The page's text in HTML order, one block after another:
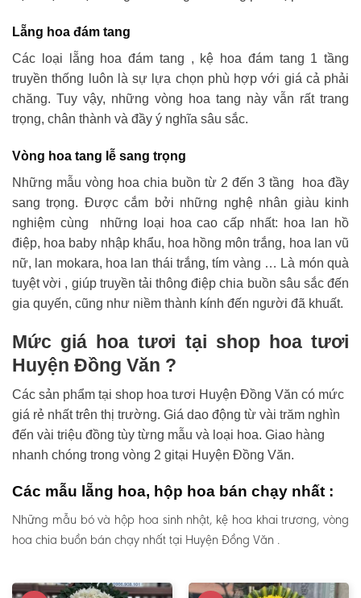
Lẵng hoa đám tang
Các loại lẵng hoa đám tang , kệ hoa đám tang 1 tầng
truyền thống luôn là sự lựa chọn phù hợp với giá cả phải
chăng. Tuy vậy, những vòng hoa tang này vẫn rất trang
trọng, chân thành và đầy ý nghĩa sâu sắc.
Vòng hoa tang lễ sang trọng
Những mẫu vòng hoa chia buồn từ 2 đến 3 tầng hoa đầy
sang trọng. Được cắm bởi những nghệ nhân giàu kinh
nghiệm cùng những loại hoa cao cấp nhất: hoa lan hồ
điệp, hoa baby nhập khẩu, hoa hồng môn trắng, hoa lan vũ
nữ, lan mokara, hoa lan thái trắng, tím vàng … Là món quà
tuyệt vời , giúp truyền tải thông điệp chia buồn sâu sắc đến
gia quyến, cũng như niềm thành kính đến người đã khuất.
Mức giá hoa tươi tại shop hoa tươi
Huyện Đồng Văn ?
Các sản phẩm tại shop hoa tươi Huyện Đồng Văn có mức
giá rẻ nhất trên thị trường. Giá dao động từ vài trăm nghìn
đến vài triệu đồng tùy từng mẫu và loại hoa. Giao hàng
nhanh chóng trong vòng 2 gitại Huyện Đồng Văn.
Các mẫu lẵng hoa, hộp hoa bán chạy nhất :
Những mẫu bó và hộp hoa sinh nhật, kệ hoa khai trương, vòng
hoa chia buồn bán chạy nhất tại Huyện Đồng Văn .